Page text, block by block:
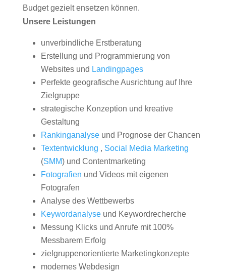
Budget gezielt ensetzen können.
Unsere Leistungen
unverbindliche Erstberatung
Erstellung und Programmierung von
Websites und Landingpages
Perfekte geografische Ausrichtung auf Ihre
Zielgruppe
strategische Konzeption und kreative
Gestaltung
Rankinganalyseund Prognose der Chancen
Textentwicklung , Social Media Marketing
(SMM) und Contentmarketing
Fotografien und Videos mit eigenen
Fotografen
Analyse des Wettbewerbs
Keywordanalyseund Keywordrecherche
Messung Klicks und Anrufe mit 100%
Messbarem Erfolg
zielgruppenorientierte Marketingkonzepte
modernes Webdesign